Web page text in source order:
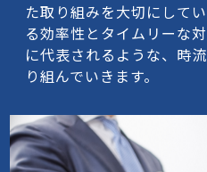
た取り組みを大切にして
る効率性とタイムリーな
に代表されるような、時
り組んでいきます。